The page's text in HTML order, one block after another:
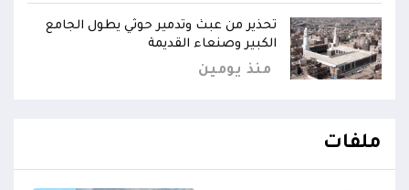
تحذير من عبث وتدمير حوثي يطول الجامع
الكبير وصنعاء القديمة
منذ يومين
ملفات